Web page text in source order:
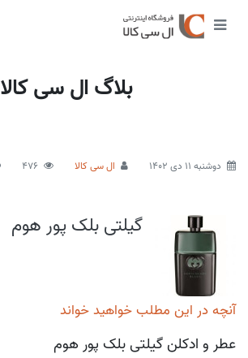
بلاگ ال سی کالا
دوشنبه 11 دی 1402 ال سی کالا 476
گیلتی بلک پور هوم
آنچه در این مطلب خواهید خواند
عطر و ادکلن گیلتی بلک پور هوم